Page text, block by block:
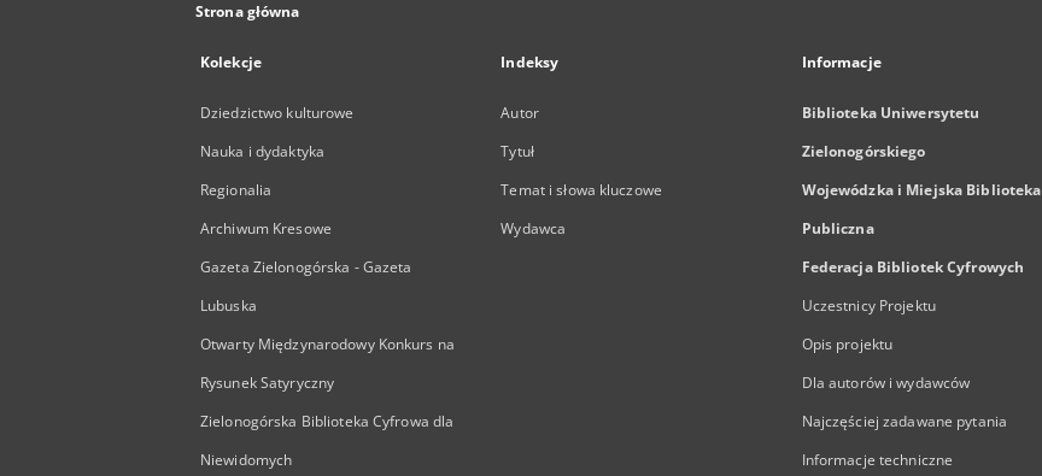
Strona główna
Kolekcje
Dziedzictwo kulturowe
Nauka i dydaktyka
Regionalia
Archiwum Kresowe
Gazeta Zielonogórska - Gazeta
Lubuska
Otwarty Międzynarodowy Konkurs na
Rysunek Satyryczny
Zielonogórska Biblioteka Cyfrowa dla
Niewidomych
Indeksy
Autor
Tytuł
Temat i słowa kluczowe
Wydawca
Informacje
Biblioteka Uniwersytetu
Zielonogórskiego
Wojewódzka i Miejska Biblioteka
Publiczna
Federacja Bibliotek Cyfrowych
Uczestnicy Projektu
Opis projektu
Dla autorów i wydawców
Najczęściej zadawane pytania
Informacje techniczne